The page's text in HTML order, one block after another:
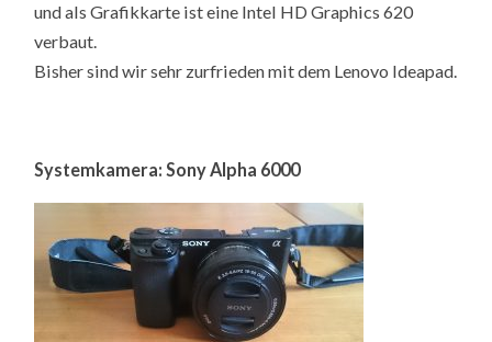
und als Grafikkarte ist eine Intel HD Graphics 620
verbaut.
Bisher sind wir sehr zurfrieden mit dem Lenovo Ideapad.
Systemkamera: Sony Alpha 6000